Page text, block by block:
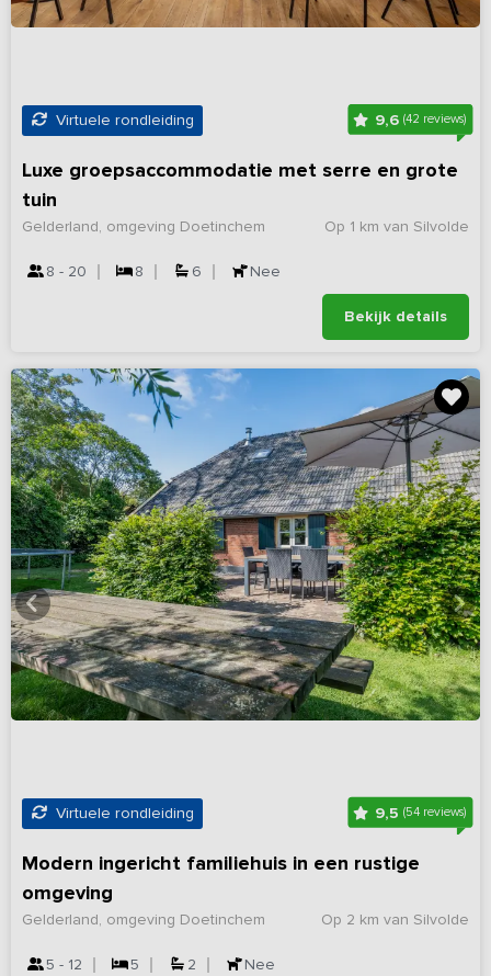
Virtuele rondleiding 9,6(42 reviews)
Luxe groepsaccommodatie met serre en grote
tuin
Op 1 km van Silvolde
Gelderland, omgeving Doetinchem
8 - 20 8 6 Nee
Bekijk details
Virtuele rondleiding 9,5(54 reviews)
Modern ingericht familiehuis in een rustige
omgeving
Op 2 km van Silvolde
Gelderland, omgeving Doetinchem
5 - 12 5 2 Nee